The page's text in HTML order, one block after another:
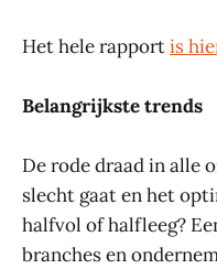
Het hele rapportis
Belangrijkste trends
De rode draad in alle
slecht gaat en het
halfvol of halfleeg?
branches en